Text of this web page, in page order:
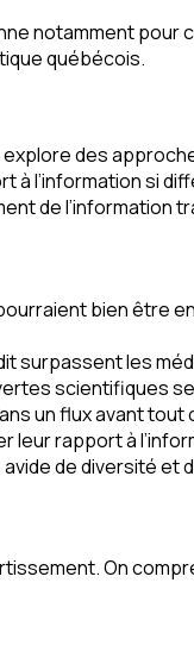
notamment pour
québécois.
explore des
l’information si
de l’information
bien être
surpassent les
scientifiques
un flux avant tout
leur rapport à
de diversité et
On